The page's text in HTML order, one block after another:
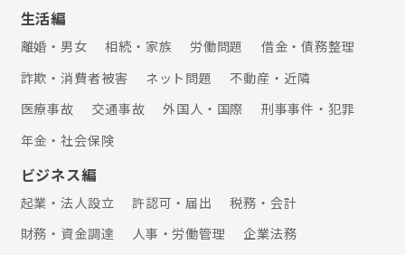
生活編
離婚・男女 相続・家族 労働問題
借金・債務整理
詐欺・消費者被害
ネット問題
不動産・近隣
医療事故
交通事故 外国人・国際
刑事事件・犯罪
年金・社会保険
ビジネス編
起業・法人設立 許認可・届出
税務・会計
財務・資金調達
人事・労働管理
企業法務